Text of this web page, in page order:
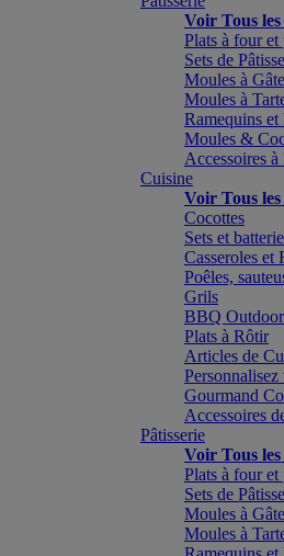
Voir Tous les
Plats à four et
Sets de
Moules à
Moules à
Ramequins
Moules &
Accessoires à
Cuisine
Voir Tous les
Cocottes
Sets et
Casseroles et
Poêles,
Grils
BBQ
Plats à Rôtir
Articles de
Gourmand
Accessoires
Pâtisserie
Voir Tous les
Plats à four et
Sets de
Moules à
Moules à